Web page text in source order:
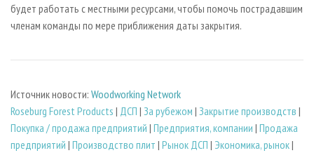
будет работать с местными ресурсами, чтобы помочь пострадавшим
членам команды по мере приближения даты закрытия.
Источник новости: Woodworking Network
Roseburg Forest Products | ДСП | За рубежом | Закрытие производств |
Покупка / продажа предприятий | Предприятия, компании | Продажа
предприятий | Производство плит | Рынок ДСП | Экономика, рынок|